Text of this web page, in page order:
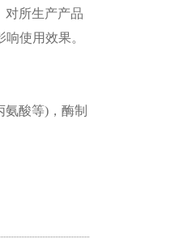
所生产产品
使用效果。
酸等)，酶制